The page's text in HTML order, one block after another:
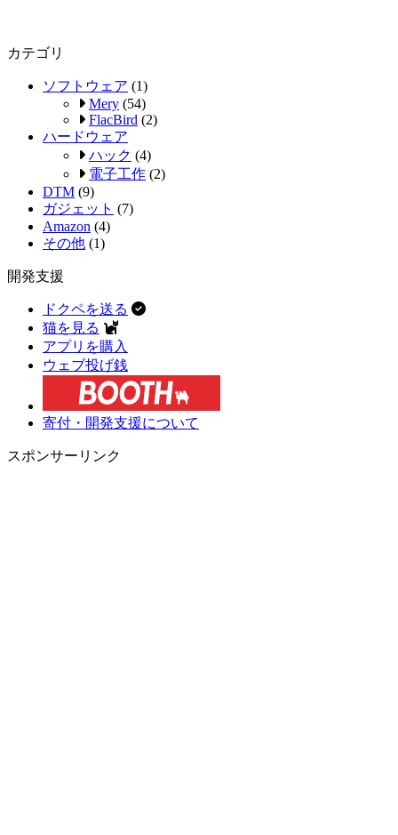
カテゴリ
ソフトウェア (1)
Mery (54)
FlacBird (2)
ハードウェア
ハック (4)
電子工作 (2)
DTM (9)
ガジェット (7)
Amazon (4)
その他 (1)
開発支援
ドクペを送る
猫を見る
アプリを購入
ウェブ投げ銭
寄付・開発支援について
スポンサーリンク